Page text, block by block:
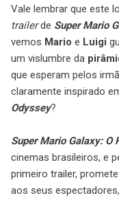
Vale lembrar que este
trailerde Super Mario
vemos Mario e Luigi
um vislumbre da
que esperam pelos
claramente inspirado
Odyssey?
Super Mario Galaxy: O
cinemas brasileiros, e
primeiro trailer,
aos seus